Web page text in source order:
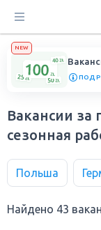
NEW
Вакансии
сезонная
Польша
Найдено 43